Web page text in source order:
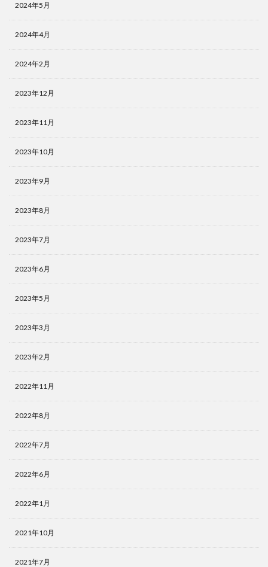
2024年5月
2024年4月
2024年2月
2023年12月
2023年11月
2023年10月
2023年9月
2023年8月
2023年7月
2023年6月
2023年5月
2023年3月
2023年2月
2022年11月
2022年8月
2022年7月
2022年6月
2022年1月
2021年10月
2021年7月